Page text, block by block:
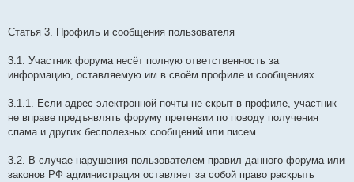
Статья 3. Профиль и сообщения пользователя
3.1. Участник форума несёт полную ответственность за
информацию, оставляемую им в своём профиле и сообщениях.
3.1.1. Если адрес электронной почты не скрыт в профиле, участник
не вправе предъявлять форуму претензии по поводу получения
спама и других бесполезных сообщений или писем.
3.2. В случае нарушения пользователем правил данного форума или
законов РФ администрация оставляет за собой право раскрыть